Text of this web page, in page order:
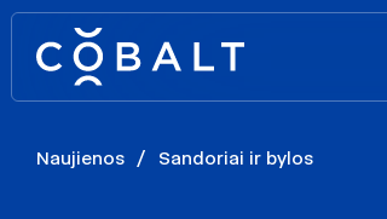
Naujienos / Sandoriai ir bylos